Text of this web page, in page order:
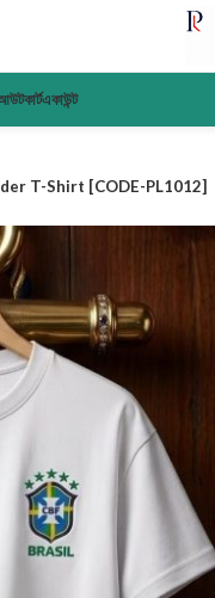
কার্টএকাউন্ট
T-Shirt [CODE-PL1012]